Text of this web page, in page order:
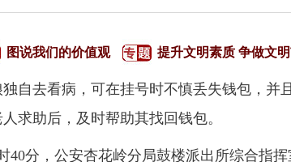
图说我们的价值观 提升文明素质 争做文
去看病，可在挂号时不慎丢失钱包，并且
求助后，及时帮助其找回钱包。
分，公安杏花岭分局鼓楼派出所综合指挥